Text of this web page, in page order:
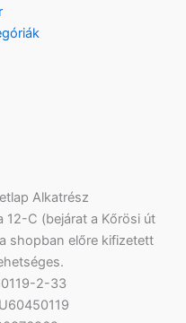
Alkatrész
12-C (bejárat a Kőrösi út
shopban előre kifizetett
2-33